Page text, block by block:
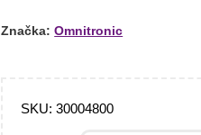
Značka: Omnitronic
SKU:30004800